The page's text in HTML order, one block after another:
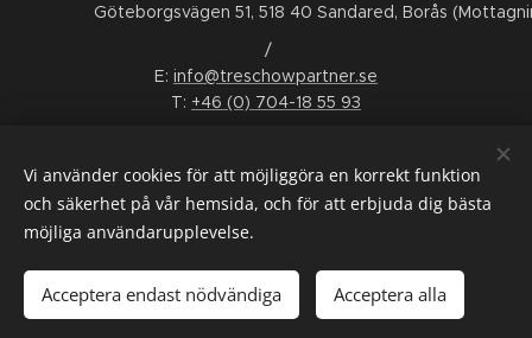
Göteborgsvägen 51, 518 40 Sandared, Borås
/
E: info@treschowpartner.se
T: +46 (0) 704-18 55 93
LinkedIn Facebook Instagram Youtube
INTERGRITETSPOLICY
SMS-VILLKOR
Vi använder cookies för att möjliggöra en korrekt funktion
och säkerhet på vår hemsida, och för att erbjuda dig bästa
möjliga användarupplevelse.
Acceptera endast nödvändiga Acceptera alla